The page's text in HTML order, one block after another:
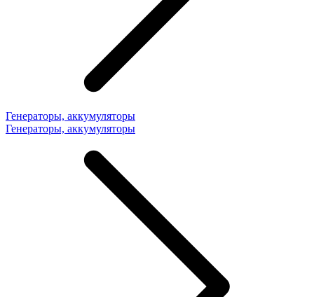
Генераторы, аккумуляторы
Генераторы, аккумуляторы